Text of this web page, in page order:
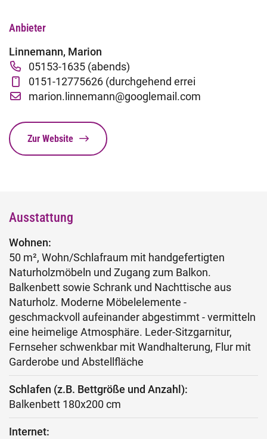
Klausuren - Level 2
Anbieter
Linnemann, Marion
05153-1635 (abends)
0151-12775626 (durchgehend errei
marion.linnemann@googlemail.com
Zur Website
Ausstattung
Wohnen:
50 m², Wohn/Schlafraum mit handgefertigten
Naturholzmöbeln und Zugang zum Balkon.
Balkenbett sowie Schrank und Nachttische aus
Naturholz. Moderne Möbelelemente -
geschmackvoll aufeinander abgestimmt - vermitteln
eine heimelige Atmosphäre. Leder-Sitzgarnitur,
Fernseher schwenkbar mit Wandhalterung, Flur mit
Garderobe und Abstellfläche
Schlafen (z.B. Bettgröße und Anzahl):
Balkenbett 180x200 cm
Internet: